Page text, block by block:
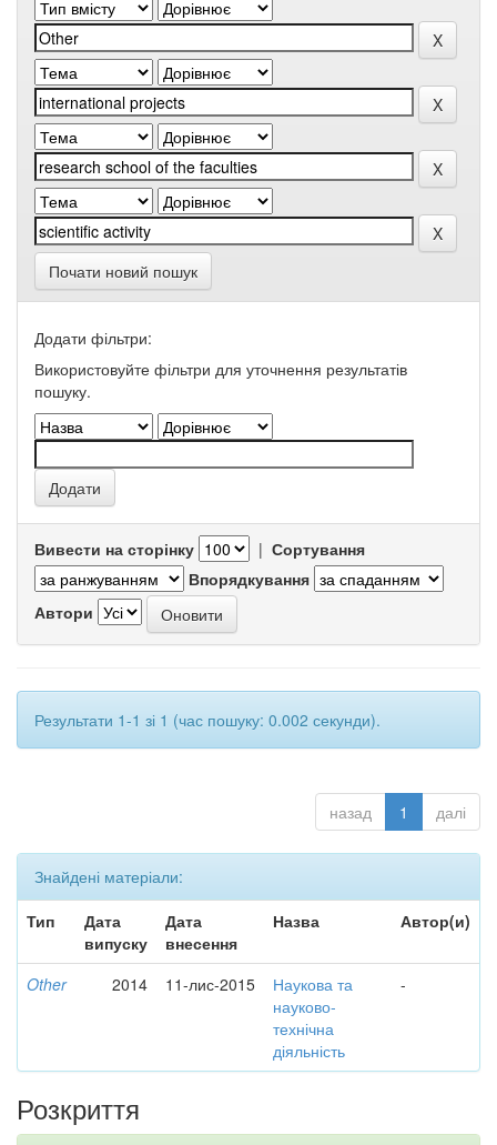
Почати новий пошук
Додати фільтри:
Використовуйте фільтри для уточнення результатів
пошуку.
Вивести на сторінку | Сортування
Впорядкування
Автори
Результати 1-1 зі 1 (час пошуку: 0.002 секунди).
назад 1 далі
Знайдені матеріали:
Тип
Дата
випуску
Дата
внесення
Назва Автор(и)
Other 2014 11-лис-2015
Наукова та
науково-
технічна
діяльність
-
Розкриття